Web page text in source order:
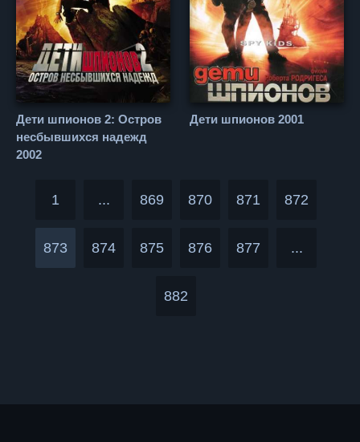
Дети шпионов 2: Остров
несбывшихся надежд
2002
Дети шпионов 2001
1 ... 869 870 871 872
873 874 875 876 877 ...
882